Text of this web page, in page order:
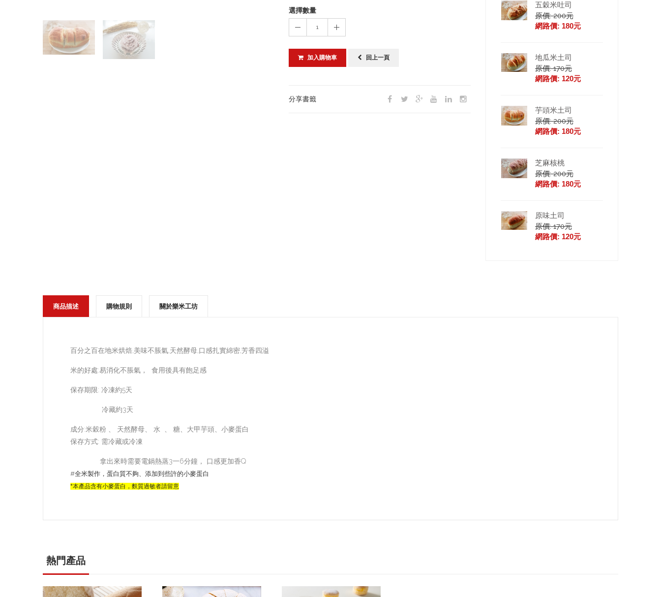
選擇數量
1
加入購物車 回上一頁
分享書籤
五穀米吐司
原價: 200元
網路價: 180元
地瓜米土司
原價: 170元
網路價: 120元
芋頭米土司
原價: 200元
網路價: 180元
芝麻核桃
原價: 200元
網路價: 180元
原味土司
原價: 170元
網路價: 120元
商品描述 購物規則 關於樂米工坊
百分之百在地米烘焙,美味不脹氣,天然酵母,口感扎實綿密,芳香四溢
米的好處:易消化不脹氣， 食用後具有飽足感
保存期限: 冷凍約5天
冷藏約3天
成分:米穀粉 、 天然酵母、 水 、 糖、大甲芋頭、小麥蛋白
保存方式: 需冷藏或冷凍
拿出來時需要電鍋熱蒸3一6分鐘， 口感更加香Q
#全米製作，蛋白質不夠、添加到些許的小麥蛋白
*本產品含有小麥蛋白，麩質過敏者請留意
熱門產品